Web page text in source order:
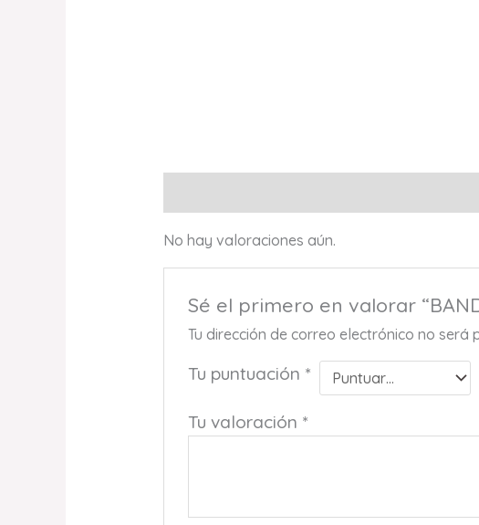
No hay valoraciones aún.
Sé el primero en valorar
Tu dirección de correo electrónico no será
Tu puntuación *
Tu valoración *